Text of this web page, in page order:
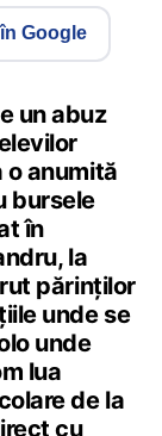
Google
un abuz
o anumită
bursele
în
la
părinților
unde se
unde
lua
de la
cu